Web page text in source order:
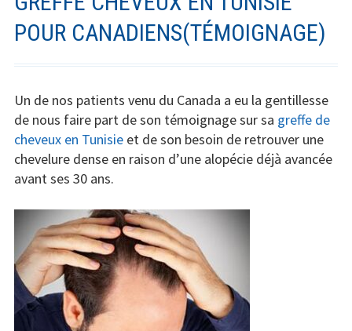
POUR CANADIENS(TÉMOIGNAGE)
Un de nos patients venu du Canada a eu la gentillesse
de nous faire part de son témoignage sur sa greffe de
cheveux en Tunisieet de son besoin de retrouver une
chevelure dense en raison d’une alopécie déjà avancée
avant ses 30 ans.